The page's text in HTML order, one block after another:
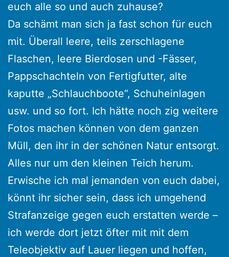
euch alle so und auch zuhause?
Da schämt man sich ja fast schon für euch
mit. Überall leere, teils zerschlagene
Flaschen, leere Bierdosen und -Fässer,
Pappschachteln von Fertigfutter, alte
kaputte „Schlauchboote“, Schuheinlagen
usw. und so fort. Ich hätte noch zig weitere
Fotos machen können von dem ganzen
Müll, den ihr in der schönen Natur entsorgt.
Alles nur um den kleinen Teich herum.
Erwische ich mal jemanden von euch dabei,
könnt ihr sicher sein, dass ich umgehend
Strafanzeige gegen euch erstatten werde –
ich werde dort jetzt öfter mit mit dem
Teleobjektiv auf Lauer liegen und hoffen,